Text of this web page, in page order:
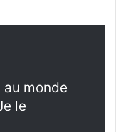
au monde
le